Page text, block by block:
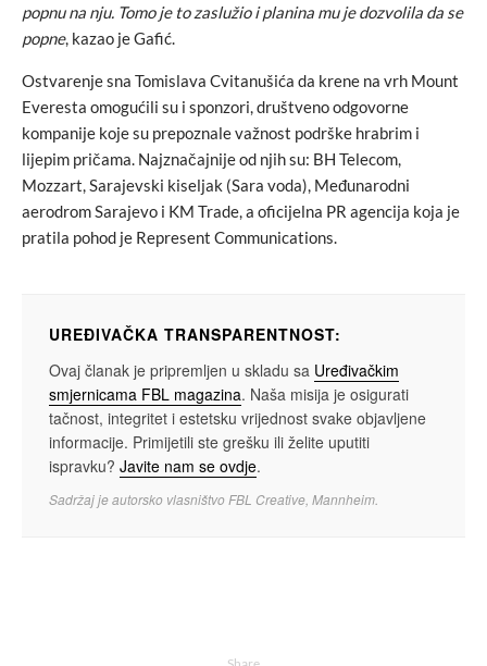
popnu na nju. Tomo je to zaslužio i planina mu je dozvolila da se
popne, kazao je Gafić.
Ostvarenje sna Tomislava Cvitanušića da krene na vrh Mount
Everesta omogućili su i sponzori, društveno odgovorne
kompanije koje su prepoznale važnost podrške hrabrim i
lijepim pričama. Najznačajnije od njih su: BH Telecom,
Mozzart, Sarajevski kiseljak (Sara voda), Međunarodni
aerodrom Sarajevo i KM Trade, a oficijelna PR agencija koja je
pratila pohod je Represent Communications.
UREĐIVAČKA TRANSPARENTNOST:
Ovaj članak je pripremljen u skladu sa Uređivačkim
smjernicama FBL magazina. Naša misija je osigurati
tačnost, integritet i estetsku vrijednost svake objavljene
informacije. Primijetili ste grešku ili želite uputiti
ispravku? Javite nam se ovdje.
Sadržaj je autorsko vlasništvo FBL Creative, Mannheim.